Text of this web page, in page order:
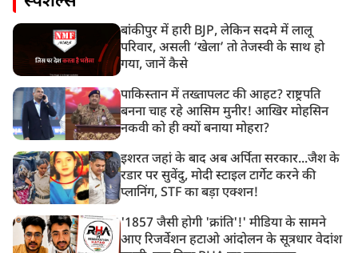
बांकीपुर में हारी BJP, लेकिन सदमे में लालू
परिवार, असली ‘खेला’ तो तेजस्वी के साथ हो
गया, जानें कैसे
पाकिस्तान में तख्तापलट की आहट? राष्ट्रपति
बनना चाह रहे आसिम मुनीर! आखिर मोहसिन
नकवी को ही क्यों बनाया मोहरा?
इशरत जहां के बाद अब अर्पिता सरकार...जैश के
रडार पर सुवेंदु, मोदी स्टाइल टार्गेट करने की
प्लानिंग, STF का बड़ा एक्शन!
'1857 जैसी होगी 'क्रांति'!' मीडिया के सामने
आए रिजर्वेशन हटाओ आंदोलन के सूत्रधार वेदांश